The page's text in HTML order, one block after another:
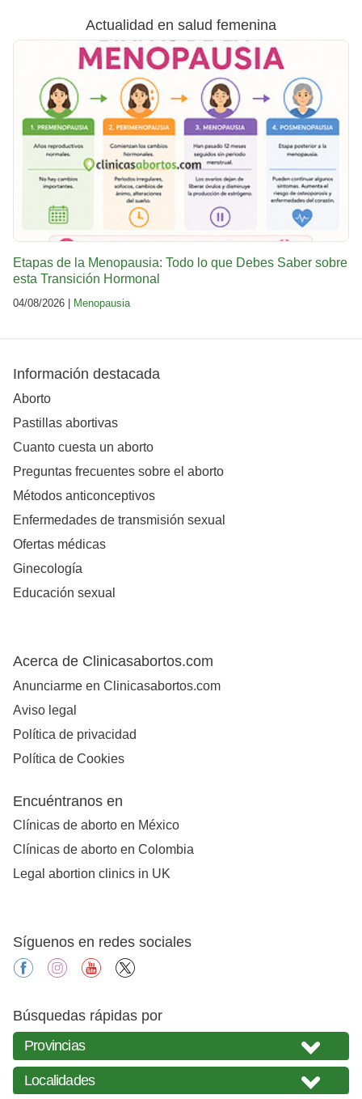
Actualidad en salud femenina
Etapas de la Menopausia: Todo lo que Debes Saber sobre
esta Transición Hormonal
04/08/2026 | Menopausia
Información destacada
Aborto
Pastillas abortivas
Cuanto cuesta un aborto
Preguntas frecuentes sobre el aborto
Métodos anticonceptivos
Enfermedades de transmisión sexual
Ofertas médicas
Ginecología
Educación sexual
Acerca de Clinicasabortos.com
Anunciarme en Clinicasabortos.com
Aviso legal
Política de privacidad
Política de Cookies
Encuéntranos en
Clínicas de aborto en México
Clínicas de aborto en Colombia
Legal abortion clinics in UK
Síguenos en redes sociales
facebookinstagramyoutube
Búsquedas rápidas por